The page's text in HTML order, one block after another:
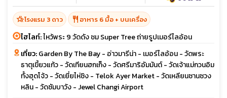
hotel_classโรงแรม 3 ดาว restaurant อาหาร 6 มื้อ + บนเครื่อง
ไฮไลท์:ไหว้พระ 9 วัดดัง ชม Super Tree ถ่ายรูปเมอร์ไลอ้อน
เที่ยว:Garden By The Bay - อ่าวมารีน่า - เมอร์ไลอ้อน - วัดพระ
ธาตุเขี้ยวแก้ว - วัดเทียนฮกเก็ง - วัดศรีมาริอัมมันต์ - วัดเจ้าแม่กวนอิม
ทั้งฮุดโจ้ว - วัดเยี่ยไห่ชิง - Telok Ayer Market - วัดเหลียนซานซวง
หลิน - วัดซัมบาวัง - Jewel Changi Airport